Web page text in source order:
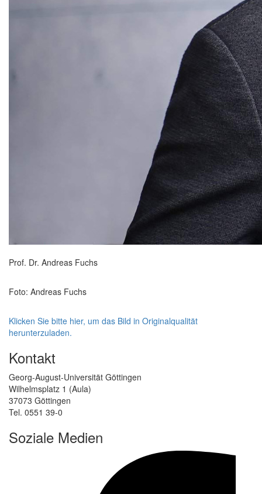
Prof. Dr. Andreas Fuchs
Foto: Andreas Fuchs
Klicken Sie bitte hier, um das Bild in Originalqualität
herunterzuladen.
Kontakt
Georg-August-Universität Göttingen
Wilhelmsplatz 1 (Aula)
37073 Göttingen
Tel. 0551 39-0
Soziale Medien